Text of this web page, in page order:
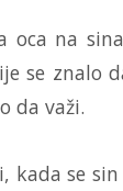
oca na
se znalo
da važi.
kada se